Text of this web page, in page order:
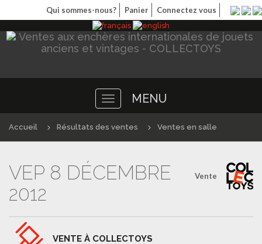
Qui sommes-nous? Panier Connectez vous
Toggle
navigation
MENU
Accueil Résultats des ventes Ventes en salle
Vente
VEP 8 DÉCEMBRE
2012
VENTE À COLLECTOYS